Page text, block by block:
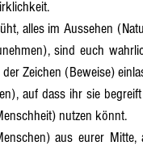
sind euch
Zeichen (Beweise)
auf dass ihr sie
nutzen könnt.